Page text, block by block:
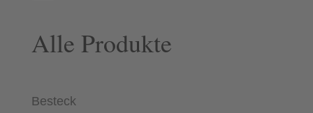
Alle Produkte
Besteck